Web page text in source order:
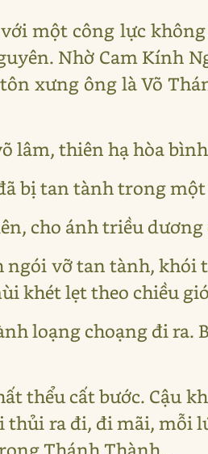
một công lực
Nhờ Cam Kính
xưng ông là Võ
lâm, thiên hạ hòa
bị tan tành trong
cho ánh triều dương
vỡ tan tành, khói
khét lẹt theo chiều
loạng choạng đi ra.
thểu cất bước. Cậu
thủi ra đi, đi mãi, mỗi